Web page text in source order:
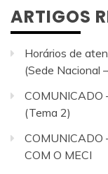
ARTIGOS
Horários de
(Sede Nacional
COMUNICADO
(Tema 2)
COMUNICADO
COM O MECI